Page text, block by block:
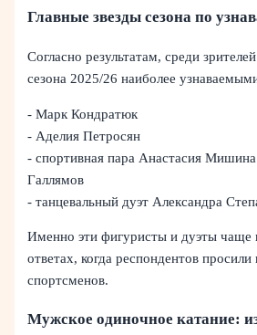
Главные звезды сезона по
Согласно результатам, среди
сезона 2025/26 наиболее
- Марк Кондратюк
- Аделия Петросян
- спортивная пара Анастасия
Галлямов
- танцевальный дуэт Александра
Именно эти фигуристы и дуэты чаще
ответах, когда респондентов просили
спортсменов.
Мужское одиночное катание: